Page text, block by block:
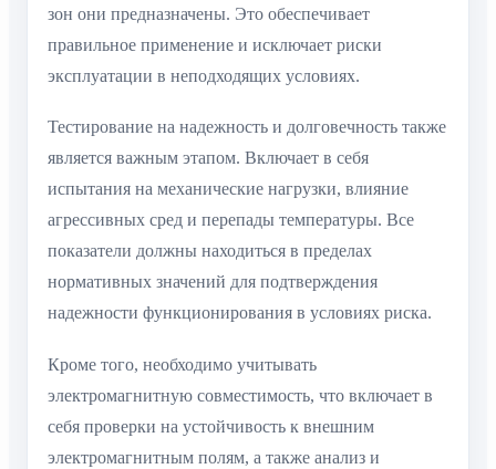
зон они предназначены. Это обеспечивает
правильное применение и исключает риски
эксплуатации в неподходящих условиях.
Тестирование на надежность и долговечность также
является важным этапом. Включает в себя
испытания на механические нагрузки, влияние
агрессивных сред и перепады температуры. Все
показатели должны находиться в пределах
нормативных значений для подтверждения
надежности функционирования в условиях риска.
Кроме того, необходимо учитывать
электромагнитную совместимость, что включает в
себя проверки на устойчивость к внешним
электромагнитным полям, а также анализ и